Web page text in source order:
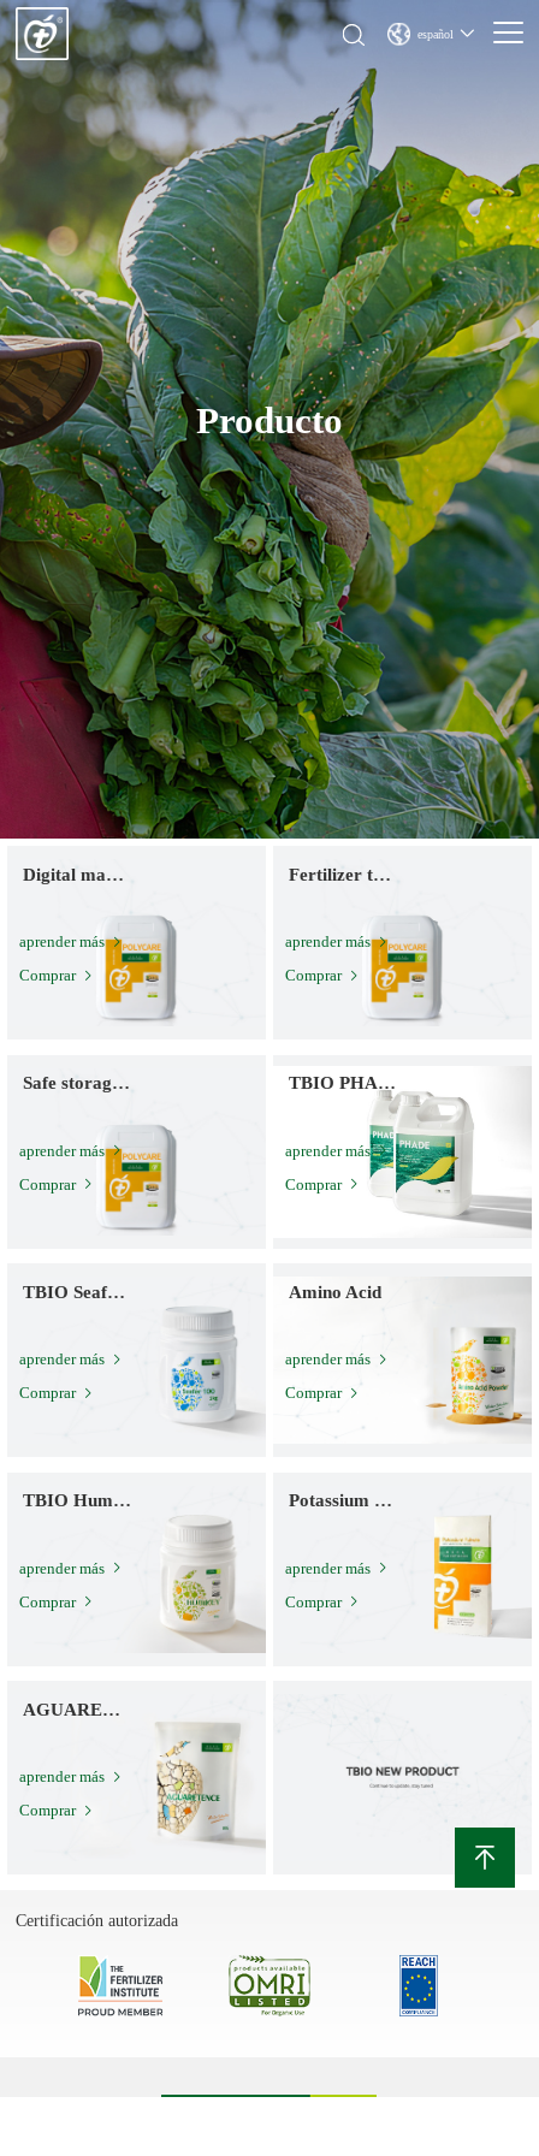
español
Producto
Digital management
aprender más
Comprar
Fertilizer technology
aprender más
Comprar
Safe storage offertilizers
aprender más
Comprar
TBIO PHADE
aprender más
Comprar
TBIO Seafer 100
aprender más
Comprar
Amino Acid
aprender más
Comprar
TBIO Humikey
aprender más
Comprar
Potassium Fulvate
aprender más
Comprar
AGUARETENCE
aprender más
Comprar
Certificación autorizada